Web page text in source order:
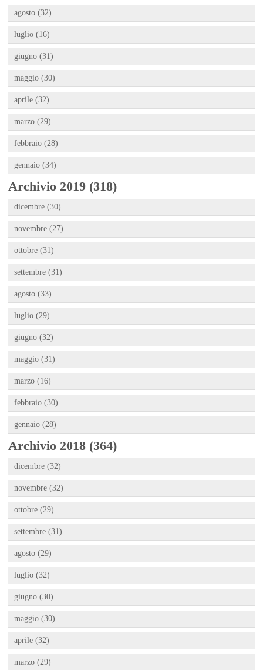
agosto (32)
luglio (16)
giugno (31)
maggio (30)
aprile (32)
marzo (29)
febbraio (28)
gennaio (34)
Archivio 2019 (318)
dicembre (30)
novembre (27)
ottobre (31)
settembre (31)
agosto (33)
luglio (29)
giugno (32)
maggio (31)
marzo (16)
febbraio (30)
gennaio (28)
Archivio 2018 (364)
dicembre (32)
novembre (32)
ottobre (29)
settembre (31)
agosto (29)
luglio (32)
giugno (30)
maggio (30)
aprile (32)
marzo (29)